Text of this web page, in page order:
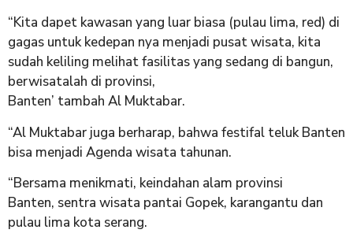
“Kita dapet kawasan yang luar biasa (pulau lima, red) di
gagas untuk kedepan nya menjadi pusat wisata, kita
sudah keliling melihat fasilitas yang sedang di bangun,
berwisatalah di provinsi,
Banten’ tambah Al Muktabar.
“Al Muktabar juga berharap, bahwa festifal teluk Banten
bisa menjadi Agenda wisata tahunan.
“Bersama menikmati, keindahan alam provinsi
Banten, sentra wisata pantai Gopek, karangantu dan
pulau lima kota serang.